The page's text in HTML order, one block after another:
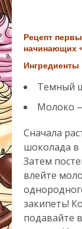
Рецепт
начинающих
Ингредиенты
Темный
Молоко
Сначала
шоколада в
Затем
влейте
закипеть!
подавайте